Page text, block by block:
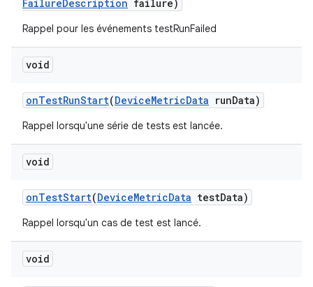
FailureDescription failure)
Rappel pour les événements testRunFailed
void
onTestRunStart(DeviceMetricData runData)
Rappel lorsqu'une série de tests est lancée.
void
onTestStart(DeviceMetricData testData)
Rappel lorsqu'un cas de test est lancé.
void